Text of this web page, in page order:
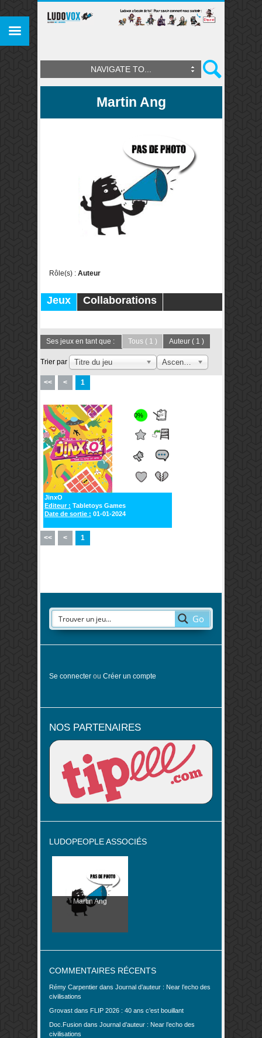
NAVIGATE TO...
Martin Ang
Rôle(s) : Auteur
Jeux
Collaborations
Ses jeux en tant que : Tous ( 1 ) Auteur ( 1 )
Trier par Titre du jeu
<< < 1
0%
JinxO
Editeur : Tabletoys Games
Date de sortie : 01-01-2024
<< < 1
Go
Se connecter ou Créer un compte
NOS PARTENAIRES
LUDOPEOPLE ASSOCIÉS
Martin Ang
COMMENTAIRES RÉCENTS
Rémy Carpentier dans Journal d’auteur : Near l’echo des
civilisations
Grovast dans FLIP 2026 : 40 ans c’est bouillant
Doc.Fusion dans Journal d’auteur : Near l’echo des
civilisations